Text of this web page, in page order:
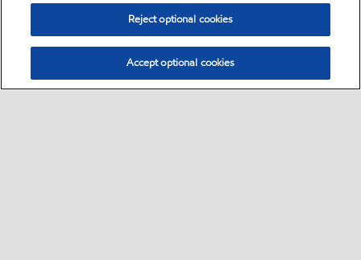
Reject optional cookies
Accept optional cookies